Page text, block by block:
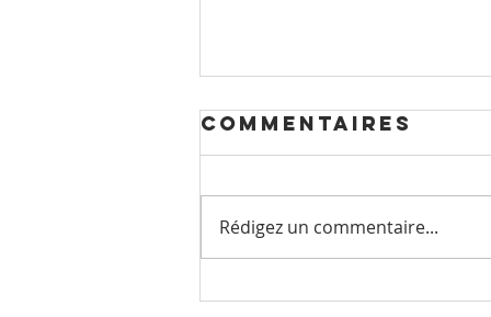
Horaires 15
Commentaires
Rédigez un commentaire...